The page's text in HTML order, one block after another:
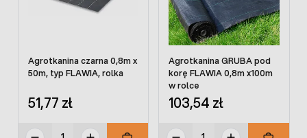
Agrotkanina czarna 0,8m x
50m, typ FLAWIA, rolka
51,77 zł
Agrotkanina GRUBA pod
korę FLAWIA 0,8m x100m
w rolce
103,54 zł